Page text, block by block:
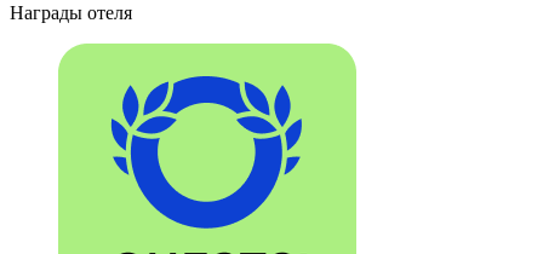
Награды отеля